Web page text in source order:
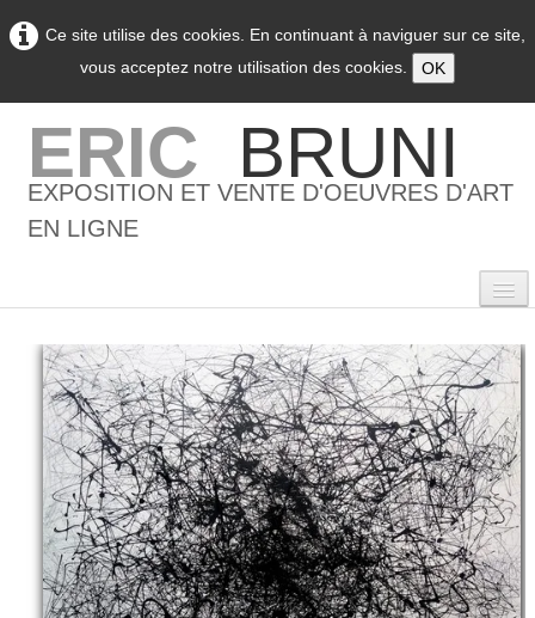
Ce site utilise des cookies. En continuant à naviguer sur ce site,
vous acceptez notre utilisation des cookies.
OK
ERIC BRUNI
EXPOSITION ET VENTE D'OEUVRES D'ART
EN LIGNE
0
Accueil
L'artiste▼
Galeries▼
Vente▼